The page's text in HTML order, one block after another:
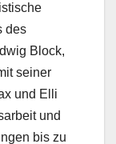
des
Block,
seiner
und Elli
und
bis zu